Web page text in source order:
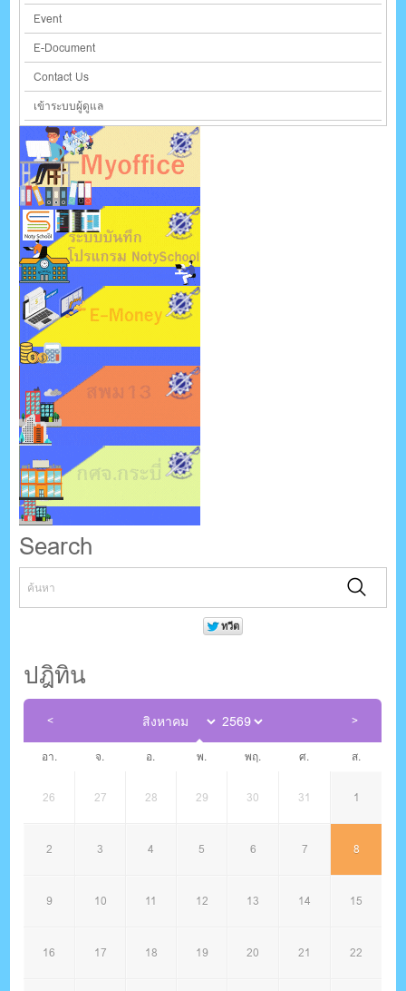
Event
E-Document
Contact Us
เข้าระบบผู้ดูแล
Search
ปฎิทิน
อา. จ. อ. พ. พฤ. ศ. ส.
26 27 28 29 30 31 1
2 3 4 5 6 7 8
9 10 11 12 13 14 15
16 17 18 19 20 21 22